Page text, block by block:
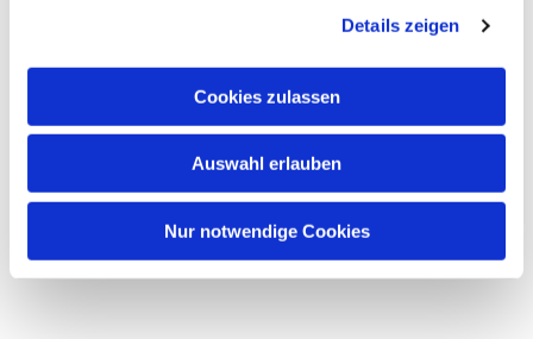
Details zeigen
Cookies zulassen
Auswahl erlauben
Nur notwendige Cookies